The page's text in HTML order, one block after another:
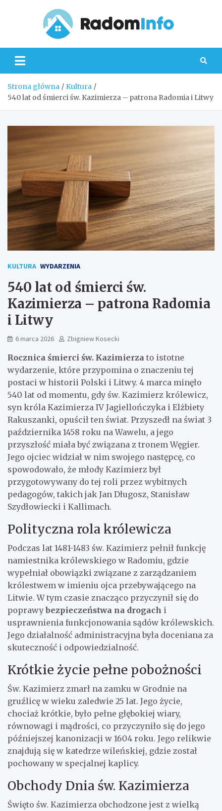
Strona główna
Kultura
540 lat od śmierci św. Kazimierza – patrona Radomia i Litwy
KULTURA WYDARZENIA
540 lat od śmierci św.
Kazimierza – patrona Radomia
i Litwy
6 marca 2026 Zbigniew Kosecki
Rocznica śmierci św. Kazimierza to istotne
wydarzenie, które przypomina o znaczeniu tej
postaci w historii Polski i Litwy. 4 marca minęło
540 lat od momentu, gdy św. Kazimierz królewicz,
syn króla Kazimierza IV Jagiellończyka i Elżbiety
Rakuszanki, opuścił ten świat. Przyszedł na świat 3
października 1458 roku na Wawelu, a jego
przyszłość miała być związana z tronem Węgier.
Jego ojciec widział w nim swojego następcę, co
spowodowało, że młody Kazimierz był
przygotowywany do tej roli przez wybitnych
pedagogów, takich jak Jan Długosz, Stanisław
Szydłowiecki i Kallimach.
Polityczna rola królewicza
Podczas lat 1481-1483 św. Kazimierz pełnił funkcję
namiestnika królewskiego w Radomiu, gdzie
wypełniał obowiązki związane z zarządzaniem
królestwem w imieniu ojca przebywającego na
Litwie. W tym czasie znacząco przyczynił się do
poprawy bezpieczeństwa na drogach i
usprawnienia funkcjonowania sądów królewskich.
Jego działalność administracyjna była doceniana za
skuteczność i odpowiedzialność.
Krótkie życie pełne pobożności
Św. Kazimierz zmarł na zamku w Grodnie na
gruźlicę w wieku zaledwie 25 lat. Jego życie,
chociaż krótkie, było pełne głębokiej wiary,
równowagi i mądrości, co przyczyniło się do jego
późniejszej kanonizacji w 1604 roku. Jego relikwie
znajdują się w katedrze wileńskiej, gdzie został
pochowany w specjalnej kaplicy.
Obchody Dnia św. Kazimierza
Święto św. Kazimierza obchodzone jest z wielką